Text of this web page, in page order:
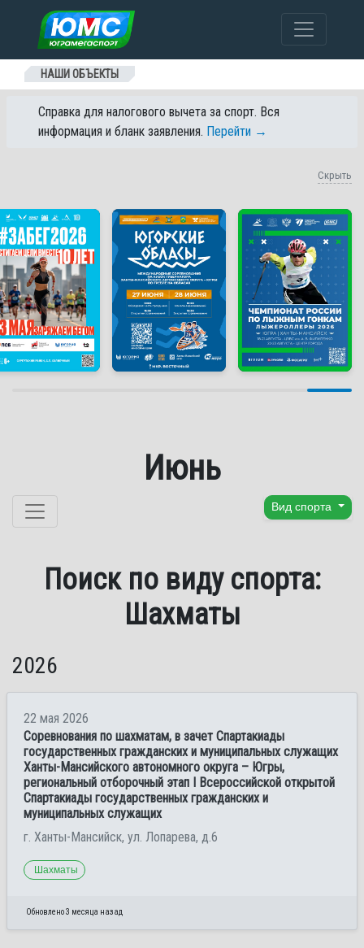
Перейти к содержанию
НАШИ ОБЪЕКТЫ
Справка для налогового вычета за спорт. Вся
информация и бланк заявления. Перейти →
Скрыть
Июнь
Перейти к содержанию Вид спорта
Поиск по виду спорта:
Шахматы
2026
22 мая 2026
Соревнования по шахматам, в зачет Спартакиады
государственных гражданских и муниципальных служащих
Ханты-Мансийского автономного округа – Югры,
региональный отборочный этап I Всероссийской открытой
Спартакиады государственных гражданских и
муниципальных служащих
г. Ханты-Мансийск, ул. Лопарева, д.6
Шахматы
Обновлено 3 месяца назад